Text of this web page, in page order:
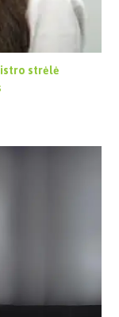
strėlė